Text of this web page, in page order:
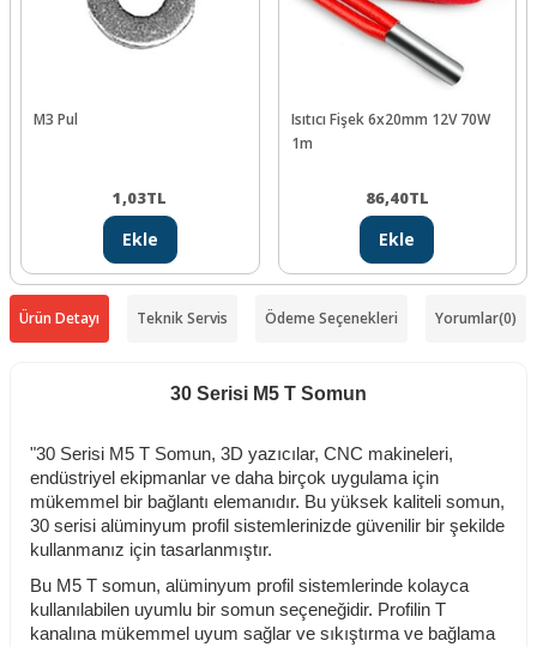
M3 Pul
1,03TL
Ekle
Isıtıcı Fişek 6x20mm 12V 70W
1m
86,40TL
Ekle
Ürün Detayı Teknik Servis Ödeme Seçenekleri Yorumlar(0)
30 Serisi M5 T Somun
"30 Serisi M5 T Somun, 3D yazıcılar, CNC makineleri,
endüstriyel ekipmanlar ve daha birçok uygulama için
mükemmel bir bağlantı elemanıdır. Bu yüksek kaliteli somun,
30 serisi alüminyum profil sistemlerinizde güvenilir bir şekilde
kullanmanız için tasarlanmıştır.
Bu M5 T somun, alüminyum profil sistemlerinde kolayca
kullanılabilen uyumlu bir somun seçeneğidir. Profilin T
kanalına mükemmel uyum sağlar ve sıkıştırma ve bağlama